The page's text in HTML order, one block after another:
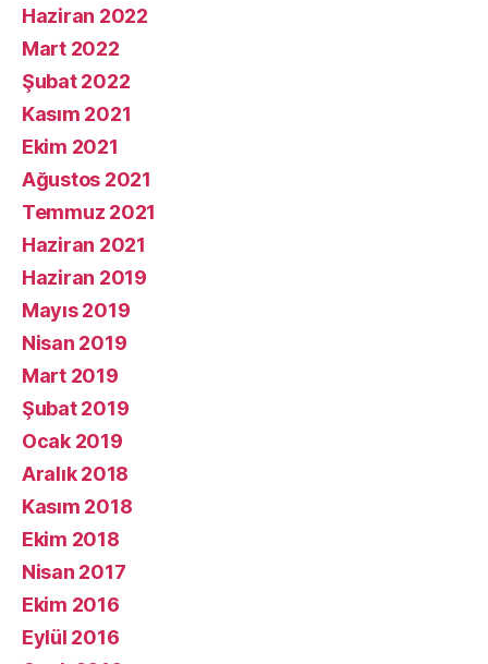
Haziran 2022
Mart 2022
Şubat 2022
Kasım 2021
Ekim 2021
Ağustos 2021
Temmuz 2021
Haziran 2021
Haziran 2019
Mayıs 2019
Nisan 2019
Mart 2019
Şubat 2019
Ocak 2019
Aralık 2018
Kasım 2018
Ekim 2018
Nisan 2017
Ekim 2016
Eylül 2016